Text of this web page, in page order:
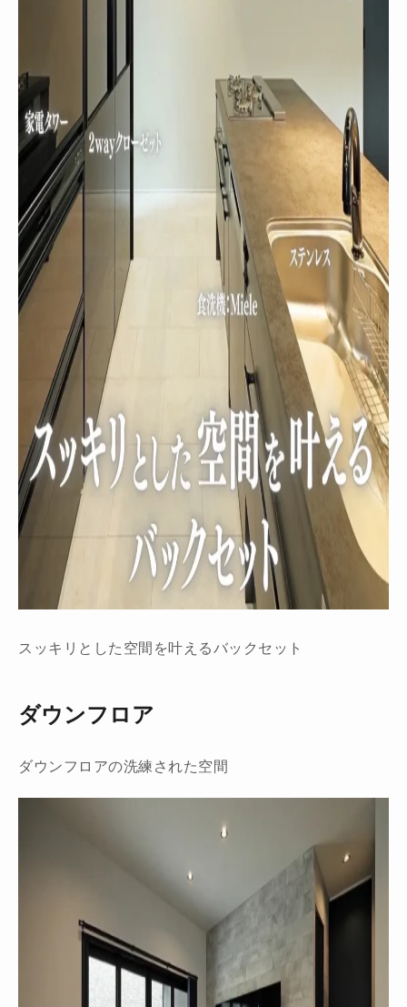
スッキリとした空間を叶えるバックセット
ダウンフロア
ダウンフロアの洗練された空間